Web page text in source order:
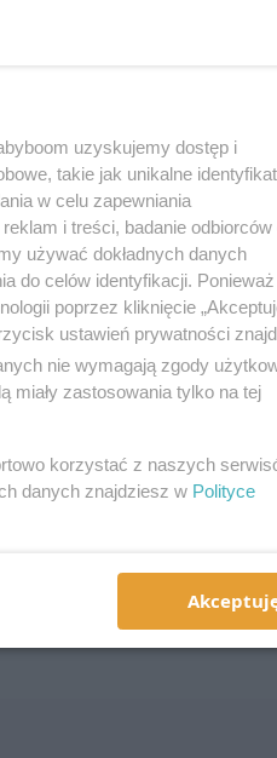
nocnego karmienia i
uzyskujemy dostęp i
takie jak unikalne
w celu zapewniania
i treści, badanie odbiorców
używać dokładnych danych
do celów identyfikacji. Ponieważ
poprzez kliknięcie
ustawień prywatności
nie wymagają zgody
miały zastosowania tylko na tej
korzystać z naszych
danych znajdziesz w Polityce